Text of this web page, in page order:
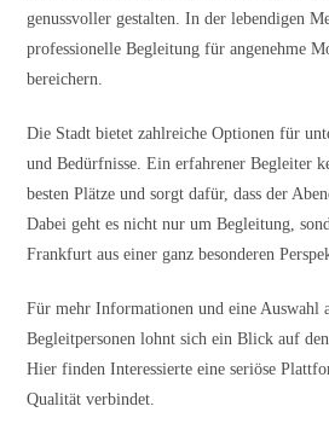
genussvoller gestalten. In der lebendigen
professionelle Begleitung für angenehme
bereichern.
Die Stadt bietet zahlreiche Optionen für
und Bedürfnisse. Ein erfahrener Begleiter
besten Plätze und sorgt dafür, dass der
Dabei geht es nicht nur um Begleitung,
Frankfurt aus einer ganz besonderen
Für mehr Informationen und eine Auswahl
Begleitpersonen lohnt sich ein Blick auf
Hier finden Interessierte eine seriöse
Qualität verbindet.